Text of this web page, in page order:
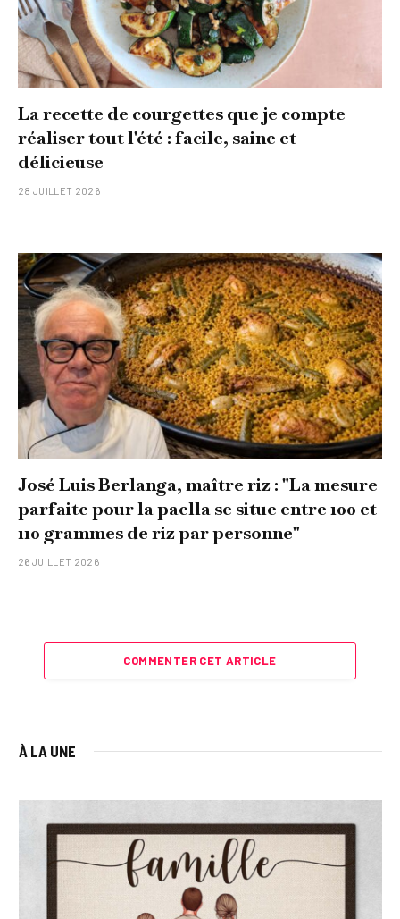
La recette de courgettes que je compte
réaliser tout l'été : facile, saine et
délicieuse
28 JUILLET 2026
José Luis Berlanga, maître riz : "La mesure
parfaite pour la paella se situe entre 100 et
110 grammes de riz par personne"
26 JUILLET 2026
COMMENTER CET ARTICLE
À LA UNE